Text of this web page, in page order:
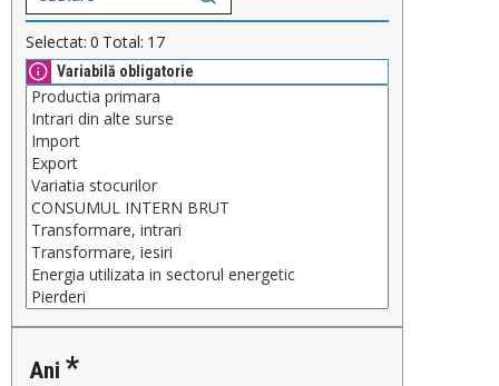
Selectat: 0 Total: 17
Variabilă obligatorie
Ani